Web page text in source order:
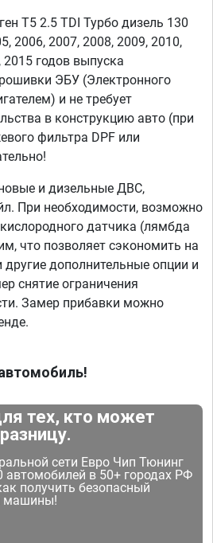
T5 2.5 TDI Турбо дизель 130
2006, 2007, 2008, 2009, 2010,
2015 годов выпуска
ЭБУ (Электронного
и не требует
в конструкцию авто (при
фильтра DPF или
и дизельные ДВС,
При необходимости, возможно
датчика (лямбда
что позволяет сэкономить на
другие дополнительные опции и
снятие ограничения
Замер прибавки можно
тех, кто может
сети Евро Чип Тюнинг
автомобилей в 50+ городах РФ
получить безопасный
машины!